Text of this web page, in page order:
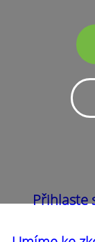
Přihlaste